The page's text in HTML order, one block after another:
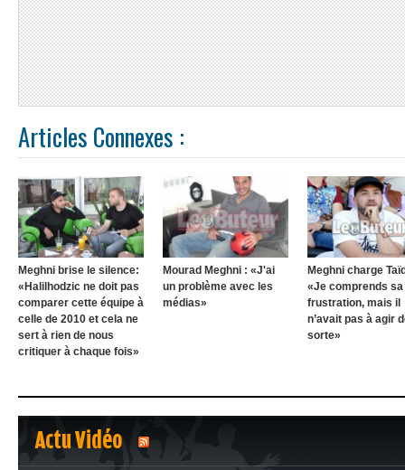
Articles Connexes :
Meghni brise le silence:
«Halilhodzic ne doit pas
comparer cette équipe à
celle de 2010 et cela ne
sert à rien de nous
critiquer à chaque fois»
Mourad Meghni : «J'ai
un problème avec les
médias»
Meghni charge
«Je comprends sa
frustration, mais il
n’avait pas à agir
sorte»
Actu Vidéo
1 2